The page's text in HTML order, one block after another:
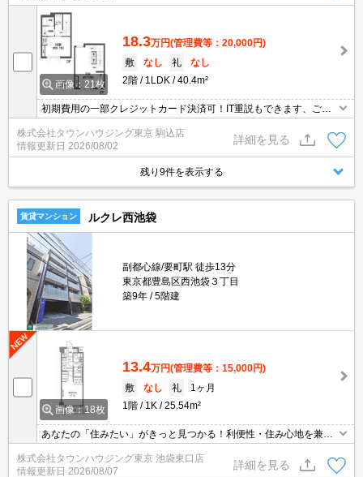
画像：21枚
18.3万円(管理費等：20,000円)
敷
なし 礼
なし
2階
1LDK 40.4m²
初期費用の一部クレジットカード決済可！IT重説もできます、ご相
談ください。オンライン内見相談可能！お電話ください。【03-539
5-0651】
株式会社タウンハウジング東京 駒込店
情報更新日 2026/08/02
詳細を見る
残り9件を表示する
賃貸マンション ルクレ西池袋
副都心線/要町駅 徒歩13分
東京都豊島区西池袋３丁目
築9年
5階建
画像：18枚
13.4万円(管理費等：15,000円)
敷
なし 礼
1ヶ月
1階
1K 25.54m²
あなたの「住みたい」がきっと見つかる！利便性・住み心地を兼ね
揃えた賃貸物件！お気軽にご相談ください。お部屋探しはタウンハ
ウジングへお任せください！
株式会社タウンハウジング東京 池袋東口店
情報更新日 2026/08/07
詳細を見る